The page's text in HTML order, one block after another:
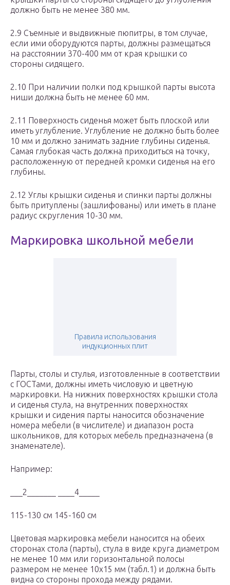
должно быть не менее 380 мм.
2.9 Съемные и выдвижные пюпитры, в том случае,
если ими оборудуются парты, должны размещаться
на расстоянии 370-400 мм от края крышки со
стороны сидящего.
2.10 При наличии полки под крышкой парты высота
ниши должна быть не менее 60 мм.
2.11 Поверхность сиденья может быть плоской или
иметь углубление. Углубление не должно быть более
10 мм и должно занимать задние глубины сиденья.
Самая глубокая часть должна приходиться на точку,
расположенную от передней кромки сиденья на его
глубины.
2.12 Углы крышки сиденья и спинки парты должны
быть притуплены (зашлифованы) или иметь в плане
радиус скругления 10-30 мм.
Маркировка школьной мебели
Правила использования
индукционных плит
Парты, столы и стулья, изготовленные в соответствии
с ГОСТами, должны иметь числовую и цветную
маркировки. На нижних поверхностях крышки стола
и сиденья стула, на внутренних поверхностях
крышки и сидения парты наносится обозначение
номера мебели (в числителе) и диапазон роста
школьников, для которых мебель предназначена (в
знаменателе).
Например:
___2_______ ____4_____
115-130 см 145-160 см
Цветовая маркировка мебели наносится на обеих
сторонах стола (парты), стула в виде круга диаметром
не менее 10 мм или горизонтальной полосы
размером не менее 10х15 мм (табл.1) и должна быть
видна со стороны прохода между рядами.